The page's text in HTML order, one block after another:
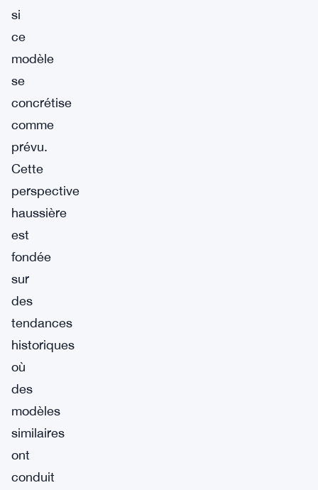
si
ce
modèle
se
concrétise
comme
prévu.
Cette
perspective
haussière
est
fondée
sur
des
tendances
historiques
où
des
modèles
similaires
ont
conduit